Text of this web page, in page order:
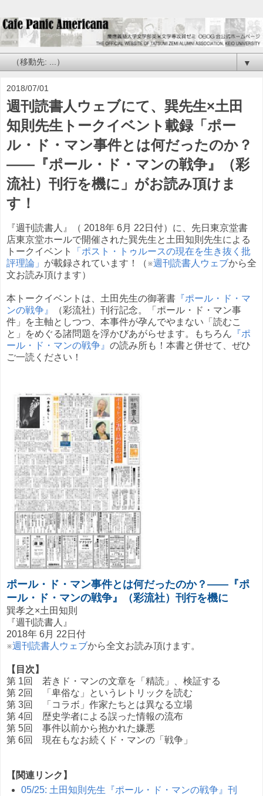
▼
2018/07/01
週刊読書人ウェブにて、巽先生×土田
知則先生トークイベント載録「ポー
ル・ド・マン事件とは何だったのか？
——『ポール・ド・マンの戦争』（彩
流社）刊行を機に」がお読み頂けま
す！
『週刊読書人』（ 2018年 6月 22日付）に、先日東京堂書
店東京堂ホールで開催された巽先生と土田知則先生による
トークイベント
「ポスト・トゥルースの現在を生き抜く批
評理論」 が載録されています！（※週刊読書人ウェブから全
文お読み頂けます）
本トークイベントは、土田先生の御著書 『ポール・ド・マ
ンの戦争』
（彩流社）刊行記念。「ポール・ド・マン事
件」を主軸としつつ、本事件が孕んでやまない「読むこ
と」をめぐる諸問題を浮かびあがらせます。もちろん 『ポ
ール・ド・マンの戦争』 の読み所も！本書と併せて、ぜひ
ご一読ください！
ポール・ド・マン事件とは何だったのか？——『ポ
ール・ド・マンの戦争』（彩流社）刊行を機に
巽孝之×土田知則
『週刊読書人』
2018年 6月 22日付
※週刊読書人ウェブから全文お読み頂けます。
【目次】
第 1回 若きド・マンの文章を「精読」、検証する
第 2回 「卑俗な」というレトリックを読む
第 3回 「コラボ」作家たちとは異なる立場
第 4回 歴史学者による誤った情報の流布
第 5回 事件以前から抱かれた嫌悪
第 6回 現在もなお続くド・マンの「戦争」
【関連リンク】
05/25: 土田知則先生『ポール・ド・マンの戦争』刊